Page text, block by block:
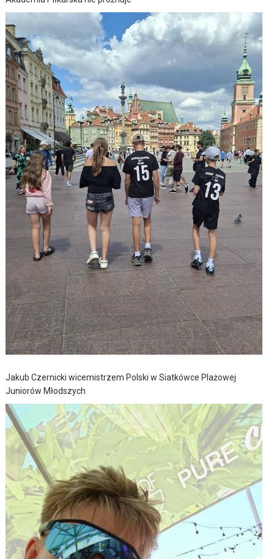
Jakub Czernicki wicemistrzem Polski w Siatkówce Plażowej
Juniorów Młodszych